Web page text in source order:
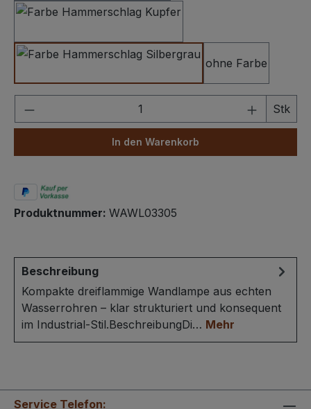
Hammerschlag Silbergrau
ohne Farbe
Produkt Anzahl: Gib den Stk
In den Warenkorb
Produktnummer: WAWL03305
Beschreibung
Kompakte dreiflammige Wandlampe aus echten
Wasserrohren – klar strukturiert und konsequent
im Industrial-Stil.BeschreibungDi… Mehr
Service Telefon: